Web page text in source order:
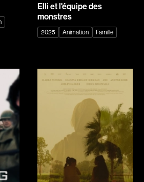
Demers Patrick
Demy Jacques
Desgagnés Yves
Desjardins Paquette Joëlle
DesRochers Alain
Devaivre Jean
Devers Claire
Dion Yves
Dionne Luc
Elli et l'équipe des
monstres
2025 Animation Famille